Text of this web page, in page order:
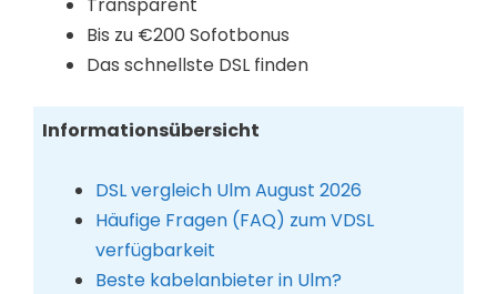
Transparent
Bis zu €200 Sofotbonus
Das schnellste DSL finden
Informationsübersicht
DSL vergleich Ulm August 2026
Häufige Fragen (FAQ) zum VDSL
verfügbarkeit
Beste kabelanbieter in Ulm?